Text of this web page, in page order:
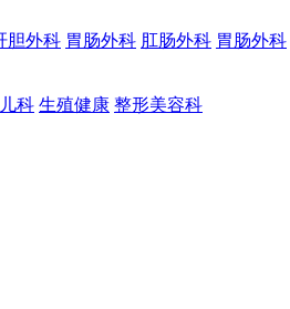
胆外科 胃肠外科 肛肠外科 胃肠外科
科 生殖健康 整形美容科